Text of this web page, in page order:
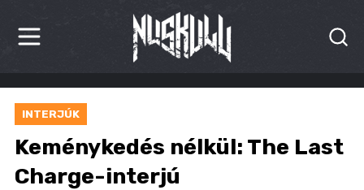
HÍREK
KRITIKÁK
BESZÁMOLÓK
INTERJÚK
Keménykedés nélkül: The Last
Charge-interjú